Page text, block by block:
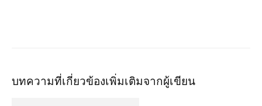
บทความที่เกี่ยวข้องเพิ่มเติมจากผู้เขียน